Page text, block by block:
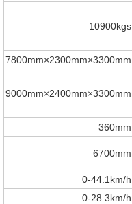
10900kgs
7800mm×2300mm×3300mm
9000mm×2400mm×3300mm
360mm
6700mm
0-44.1km/h
0-28.3km/h